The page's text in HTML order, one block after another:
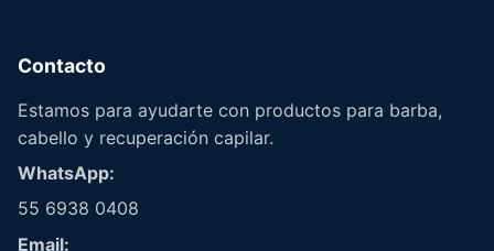
Contacto
Estamos para ayudarte con productos para barba,
cabello y recuperación capilar.
WhatsApp:
55 6938 0408
Email: